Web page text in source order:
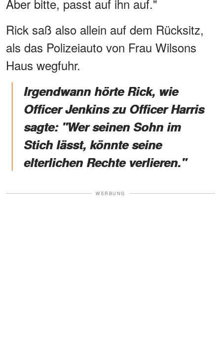
Aber bitte, passt auf ihn auf."
Rick saß also allein auf dem Rücksitz,
als das Polizeiauto von Frau Wilsons
Haus wegfuhr.
Irgendwann hörte Rick, wie
Officer Jenkins zu Officer Harris
sagte: "Wer seinen Sohn im
Stich lässt, könnte seine
elterlichen Rechte verlieren."
WERBUNG